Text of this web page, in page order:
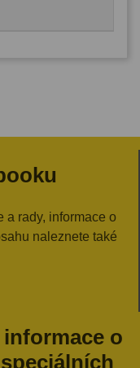
a rady, informace o
naleznete také
o